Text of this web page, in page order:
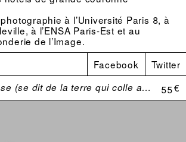
à l’Université Paris 8, à
à l’ENSA Paris-Est et au
de l’Image.
Facebook Twitter
la terre amoureuse (se dit de la terre qui colle aux bottes) 55 €